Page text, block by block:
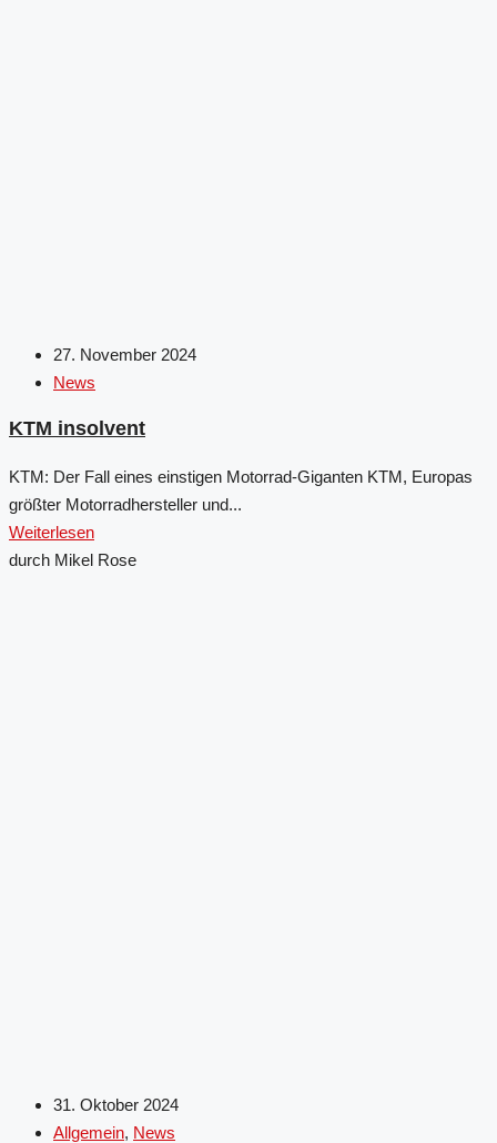
27. November 2024
News
KTM insolvent
KTM: Der Fall eines einstigen Motorrad-Giganten KTM, Europas
größter Motorradhersteller und...
Weiterlesen
durch Mikel Rose
31. Oktober 2024
Allgemein, News